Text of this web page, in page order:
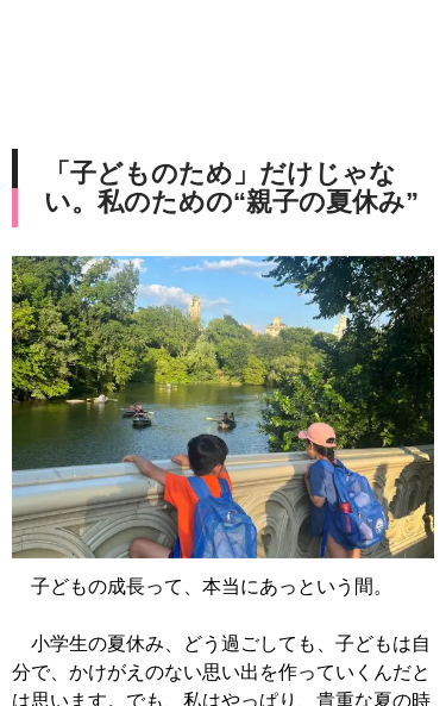
「子どものため」だけじゃな
い。私のための“親子の夏休み”
子どもの成長って、本当にあっという間。
小学生の夏休み、どう過ごしても、子どもは自
分で、かけがえのない思い出を作っていくんだと
は思います。でも、私はやっぱり、貴重な夏の時